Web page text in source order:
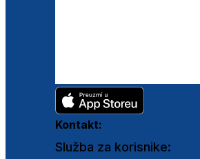
Kontakt:
Služba za korisnike: